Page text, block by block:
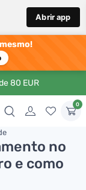
Abrir app
80 EUR
0
no
e como